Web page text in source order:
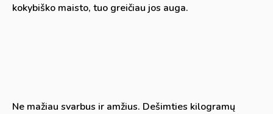
kokybiško maisto, tuo greičiau jos auga.
Ne mažiau svarbus ir amžius. Dešimties kilogramų